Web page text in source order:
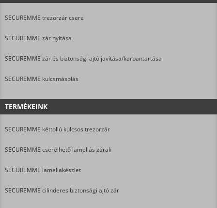
SECUREMME trezorzár csere
SECUREMME zár nyitása
SECUREMME zár és biztonsági ajtó javítása/karbantartása
SECUREMME kulcsmásolás
TERMÉKEINK
SECUREMME kéttollú kulcsos trezorzár
SECUREMME cserélhető lamellás zárak
SECUREMME lamellakészlet
SECUREMME cilinderes biztonsági ajtó zár